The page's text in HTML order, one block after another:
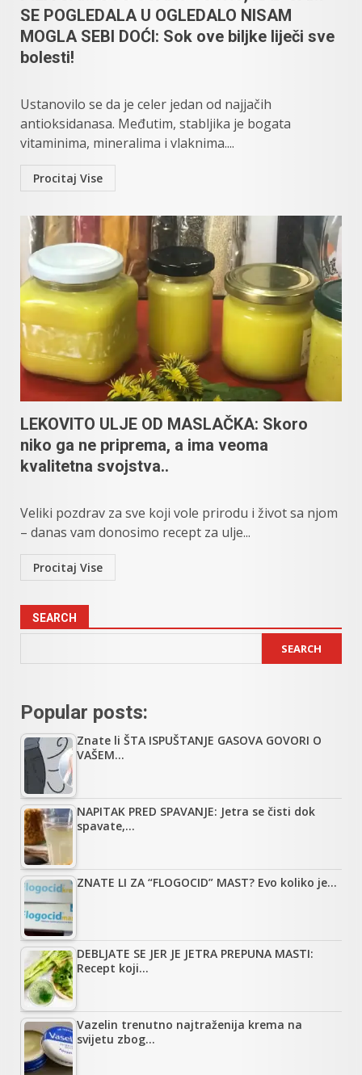
SE POGLEDALA U OGLEDALO NISAM
MOGLA SEBI DOĆI: Sok ove biljke liječi sve
bolesti!
Ustanovilo se da je celer jedan od najjačih
antioksidanasa. Međutim, stabljika je bogata
vitaminima, mineralima i vlaknima....
Procitaj Vise
LEKOVITO ULJE OD MASLAČKA: Skoro
niko ga ne priprema, a ima veoma
kvalitetna svojstva..
Veliki pozdrav za sve koji vole prirodu i život sa njom
– danas vam donosimo recept za ulje...
Procitaj Vise
SEARCH
SEARCH
Popular posts:
Znate li ŠTA ISPUŠTANJE GASOVA GOVORI O
VAŠEM…
NAPITAK PRED SPAVANJE: Jetra se čisti dok
spavate,…
ZNATE LI ZA “FLOGOCID” MAST? Evo koliko je…
DEBLJATE SE JER JE JETRA PREPUNA MASTI:
Recept koji…
Vazelin trenutno najtraženija krema na
svijetu zbog…